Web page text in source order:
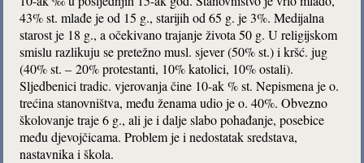
43% st. mlađe je od 15 g., starijih od 65 g. je 3%. Medijalna
starost je 18 g., a očekivano trajanje života 50 g. U religijskom
smislu razlikuju se pretežno musl. sjever (50% st.) i kršć. jug
(40% st. – 20% protestanti, 10% katolici, 10% ostali).
Sljedbenici tradic. vjerovanja čine 10-ak % st. Nepismena je o.
trećina stanovništva, među ženama udio je o. 40%. Obvezno
školovanje traje 6 g., ali je i dalje slabo pohađanje, posebice
među djevojčicama. Problem je i nedostatak sredstava,
nastavnika i škola.